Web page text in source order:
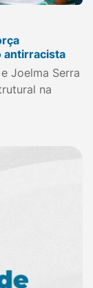
antirracista
Joelma Serra
na